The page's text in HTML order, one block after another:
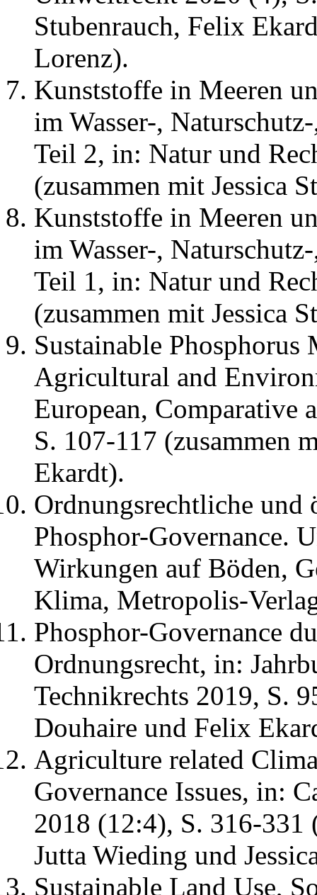
Stubenrauch, Felix
Lorenz).
Kunststoffe in Meeren
im Wasser-,
Teil 2, in: Natur und
(zusammen mit Jessica
Kunststoffe in Meeren
im Wasser-,
Teil 1, in: Natur und
(zusammen mit Jessica
Sustainable Phosphorus
Agricultural and
European, Comparative
S. 107-117 (zusammen
Ekardt).
Ordnungsrechtliche und
Phosphor-Governance.
Wirkungen auf Böden,
Klima, Metropolis-
Phosphor-Governance
Ordnungsrecht, in:
Technikrechts 2019, S.
Douhaire und Felix
Agriculture related
Governance Issues, in:
2018 (12:4), S. 316-331
Jutta Wieding und
Sustainable Land Use,